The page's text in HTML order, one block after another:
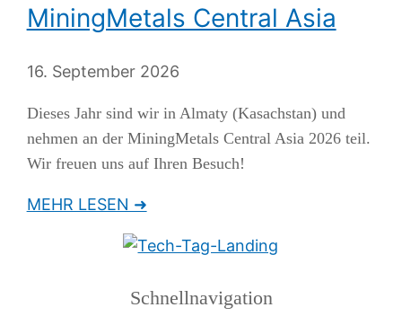
MiningMetals Central Asia
16. September 2026
Dieses Jahr sind wir in Almaty (Kasachstan) und
nehmen an der MiningMetals Central Asia 2026 teil.
Wir freuen uns auf Ihren Besuch!
MEHR LESEN ➜
Schnellnavigation